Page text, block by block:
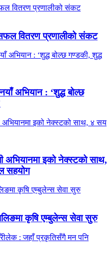
वितरण प्रणालीको संकट
अभियान : ‘शुद्ध बोल्छ
अभियानमा इको नेक्स्टको साथ,
सहयोग
कृषि एम्बुलेन्स सेवा सुरु